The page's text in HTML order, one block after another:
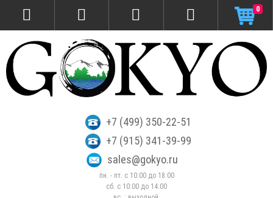
+7 (499) 350-22-51
+7 (915) 341-39-99
sales@gokyo.ru
пн. - пт. с 10:00 до 18:00
сб. c 10:00 до 14:00
0